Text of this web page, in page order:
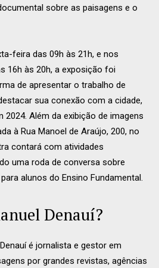
sobre as paisagens e o
feira das 09h às 21h, e nos
16h às 20h, a exposição foi
de apresentar o trabalho de
sua conexão com a cidade,
2024. Além da exibição de imagens
à Rua Manoel de Araújo, 200, no
contará com atividades
uma roda de conversa sobre
alunos do Ensino Fundamental.
Denauí?
é jornalista e gestor em
por grandes revistas, agências